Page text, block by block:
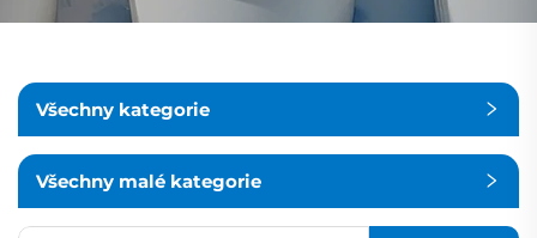
Všechny kategorie
Všechny malé kategorie